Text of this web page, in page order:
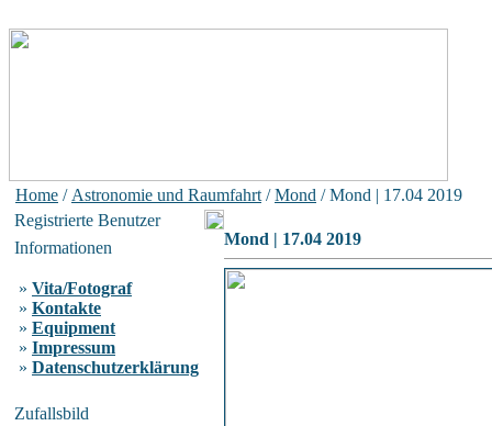
Home / Astronomie und Raumfahrt /Mond / Mond | 17.04 2019
Registrierte Benutzer
Informationen
» Vita/Fotograf
» Kontakte
» Equipment
» Impressum
» Datenschutzerklärung
Zufallsbild
Mond | 17.04 2019